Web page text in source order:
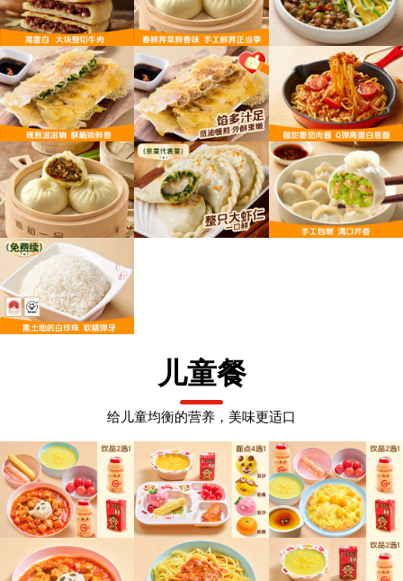
儿童餐
给儿童均衡的营养，美味更适口